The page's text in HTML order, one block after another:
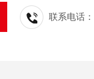
联系电话：